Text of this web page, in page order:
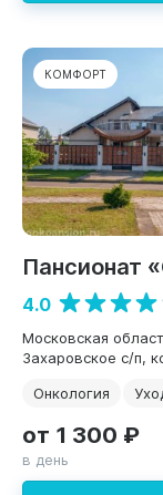
КОМФОРТ
Пансионат
4.0
Московская
Захаровское с/п,
Онкология
от 1 300 ₽
в день